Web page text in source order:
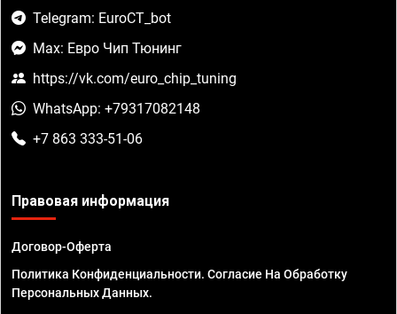
Telegram: EuroCT_bot
Max: Евро Чип Тюнинг
https://vk.com/euro_chip_tuning
WhatsApp: +79317082148
+7 863 333-51-06
Правовая информация
Договор-Оферта
Политика Конфиденциальности. Согласие На Обработку
Персональных Данных.